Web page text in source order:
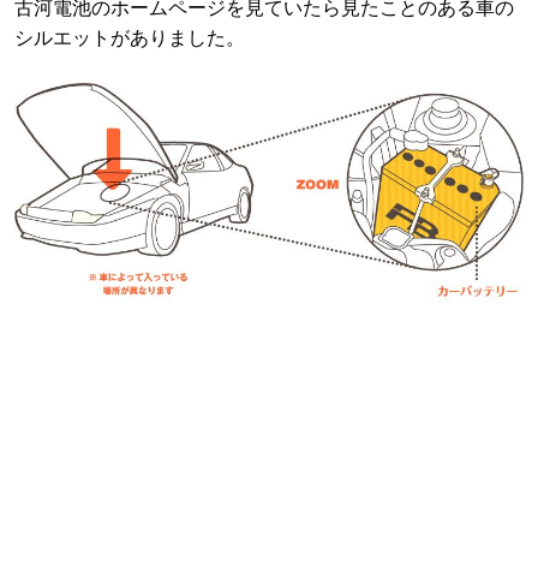
古河電池のホームページを見ていたら見たことのある車の
シルエットがありました。